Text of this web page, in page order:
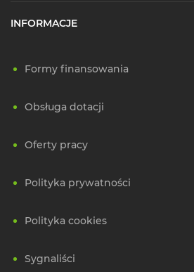
INFORMACJE
Formy finansowania
Obsługa dotacji
Oferty pracy
Polityka prywatności
Polityka cookies
Sygnaliści